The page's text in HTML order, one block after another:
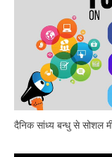
दैनिक सांध्य बन्धु से सोशल